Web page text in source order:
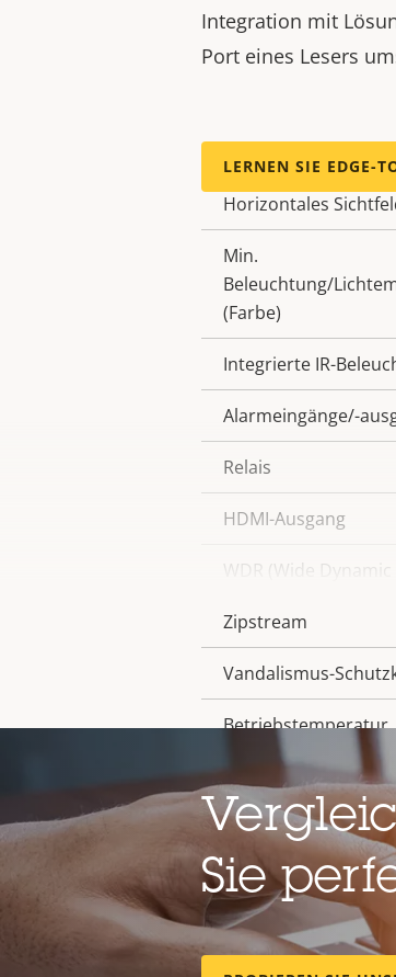
Integration mit
Port eines Lesers
LERNEN SIE EDGE-
Horizontales
Min.
Beleuchtung/
(Farbe)
Integrierte IR-
Alarmeingänge/-
Relais
HDMI-Ausgang
WDR (Wide Dynamic
Zipstream
Vandalismus-
Betriebstemperatur
Für den
IP-Schutzklasse
Sie